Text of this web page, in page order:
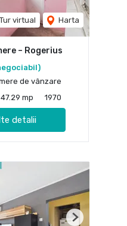
Tur virtual Harta
– Rogerius
de vânzare
47.29 mp 1970
detalii
Next